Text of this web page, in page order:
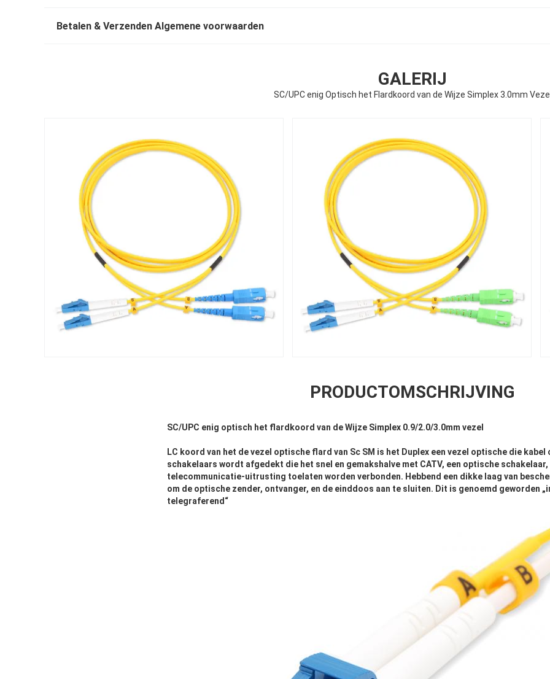
Betalen & Verzenden Algemene voorwaarden
GALERIJ
SC/UPC enig Optisch het Flardkoord van de Wijze Simplex 3.0mm Vezel
PRODUCTOMSCHRIJVING
SC/UPC enig optisch het flardkoord van de Wijze Simplex 0.9/2.0/3.0mm vezel
LC koord van het de vezel optische flard van Sc SM is het Duplex een vezel optische die kabel
schakelaars wordt afgedekt die het snel en gemakshalve met CATV, een optische schakelaar
telecommunicatie-uitrusting toelaten worden verbonden. Hebbend een dikke laag van
om de optische zender, ontvanger, en de einddoos aan te sluiten. Dit is genoemd geworden
telegraferend“